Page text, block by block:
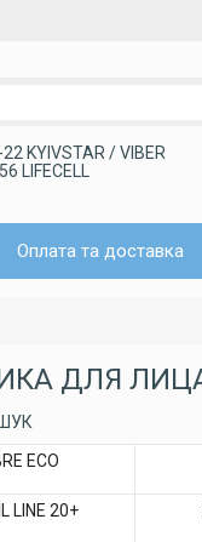
KYIVSTAR / VIBER
LIFECELL
Оплата та доставка
ДЛЯ
ECO
LINE 20+